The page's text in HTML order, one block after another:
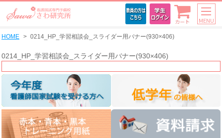
カート MENU
HOME 0214_HP_学習相談会_スライダー用バナー(930×406)
0214_HP_学習相談会_スライダー用バナー(930×406)